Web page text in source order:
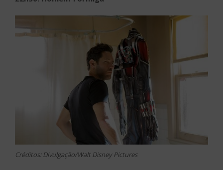
Créditos: Divulgação/Walt Disney Pictures